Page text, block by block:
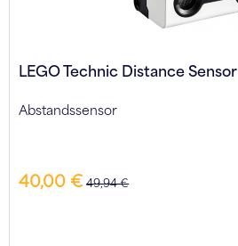
LEGO Technic Distance Sensor
Abstandssensor
40,00 € 49,94 €